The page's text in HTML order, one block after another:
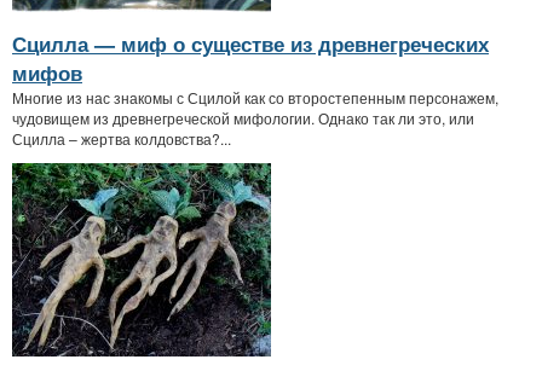
Сцилла — миф о существе из древнегреческих
мифов
Многие из нас знакомы с Сцилой как со второстепенным персонажем,
чудовищем из древнегреческой мифологии. Однако так ли это, или
Сцилла – жертва колдовства?...